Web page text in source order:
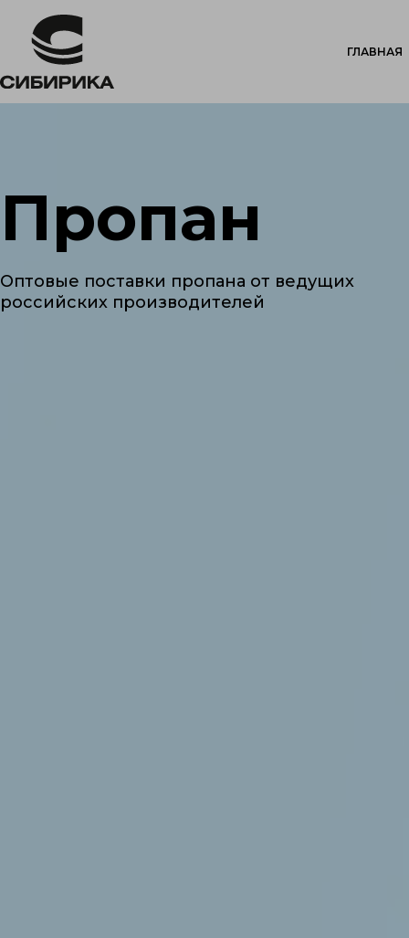
ГЛАВНАЯ
Пропан
Оптовые поставки пропана от ведущих
российских производителей